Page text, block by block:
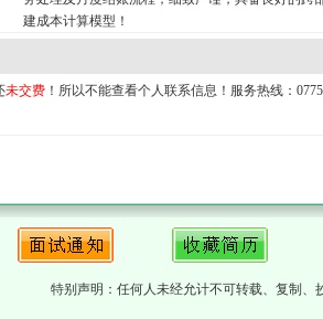
建成本计算模型！
未交费 ！所以不能查看个人联系信息！服务热线：
特别声明：任何人未经允计不可转载、复制